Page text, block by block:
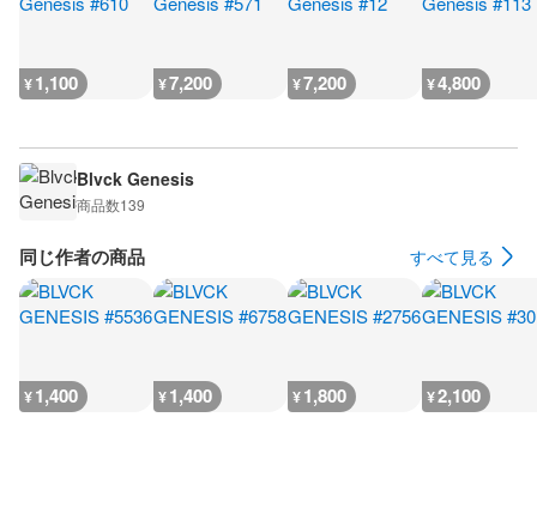
¥1,100 ¥7,200 ¥7,200 ¥4,800
Blvck Genesis
商品数139
同じ作者の商品 すべて見る
¥1,400 ¥1,400 ¥1,800 ¥2,100